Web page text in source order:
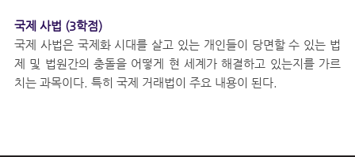
국제 사법 (3학점)
국제 사법은 국제화 시대를 살고 있는 개인들이 당면할 수 있는 법
제 및 법원간의 충돌을 어떻게 현 세계가 해결하고 있는지를 가르
치는 과목이다. 특히 국제 거래법이 주요 내용이 된다.